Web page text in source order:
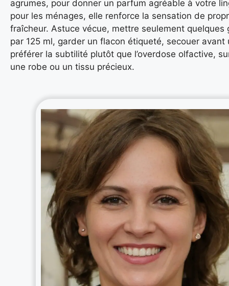
agrumes, pour donner un parfum agréable à votre
pour les ménages, elle renforce la sensation de
fraîcheur. Astuce vécue, mettre seulement quelques
par 125 ml, garder un flacon étiqueté, secouer avant
préférer la subtilité plutôt que l’overdose olfactive,
une robe ou un tissu précieux.